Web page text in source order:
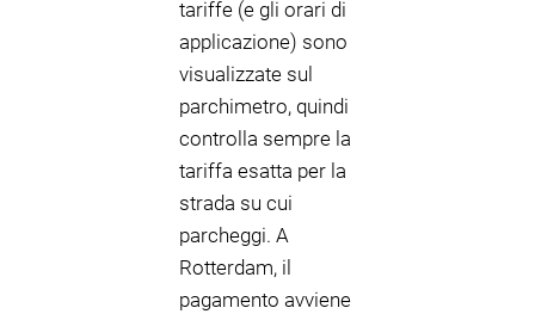
tariffe (e gli orari di
applicazione) sono
visualizzate sul
parchimetro, quindi
controlla sempre la
tariffa esatta per la
strada su cui
parcheggi. A
Rotterdam, il
pagamento avviene